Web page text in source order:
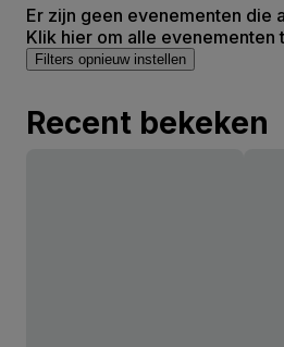
Er zijn geen evenementen die
Klik hier om alle evenementen
Filters opnieuw instellen
Recent bekeken